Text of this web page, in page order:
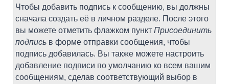
Чтобы добавить подпись к сообщению, вы должны
сначала создать её в личном разделе. После этого
вы можете отметить флажком пункт Присоединить
подпись в форме отправки сообщения, чтобы
подпись добавилась. Вы также можете настроить
добавление подписи по умолчанию ко всем вашим
сообщениям, сделав соответствующий выбор в